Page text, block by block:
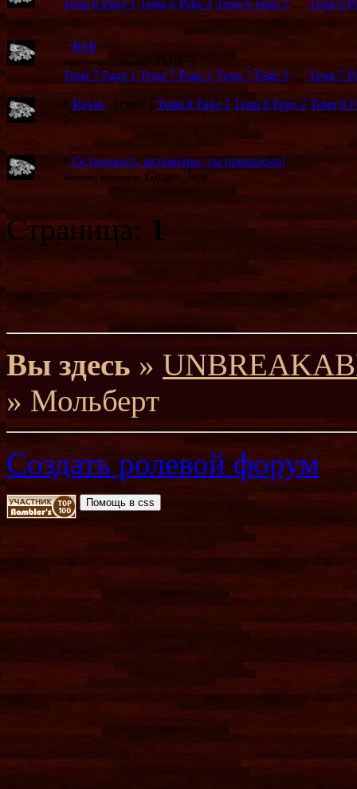
Тема 6 Page1 Тема 6 Page 2 Тема 6 Page 3 … Тема 6
7 BSB
парни на наших дворах)) Nicole [
Тема 7 Page 1 Тема 7 Page 2 Тема 7 Page 3 … Тема 7
8 Kevin Асяня [ Тема 8 Page 1 Тема 8 Page 2 Тема 8
]
9 Остановись, мгновенье, ты прекрасно!
Искусство фотографии Ginger_Jane
Страница: 1
Вы здесь »
» Мольберт
Создать ролевой форум